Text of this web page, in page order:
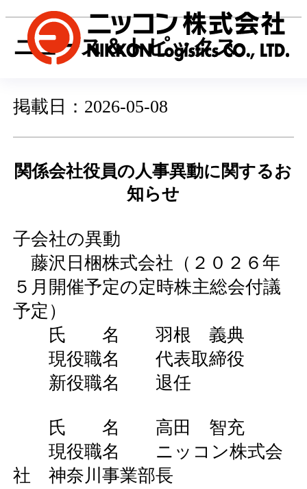
ニュース＆トピックス
掲載日：2026-05-08
関係会社役員の人事異動に関するお
知らせ
子会社の異動
藤沢日梱株式会社（２０２６年
５月開催予定の定時株主総会付議
予定）
氏 名 羽根 義典
現役職名 代表取締役
新役職名 退任
氏 名 高田 智充
現役職名 ニッコン株式会
社 神奈川事業部長